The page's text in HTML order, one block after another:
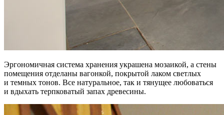
Эргономичная система хранения украшена мозаикой, а стены
помещения отделаны вагонкой, покрытой лаком светлых
и темных тонов. Все натуральное, так и тянущее любоваться
и вдыхать терпковатый запах древесины.